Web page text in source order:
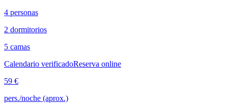
4 personas
2 dormitorios
5 camas
Calendario verificadoReserva online
59 €
pers./noche (aprox.)